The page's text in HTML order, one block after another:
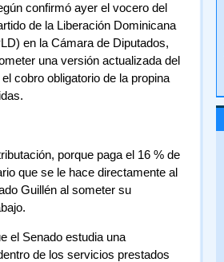
confirmó ayer el vocero del
de la Liberación Dominicana
en la Cámara de Diputados,
una versión actualizada del
cobro obligatorio de la propina
porque paga el 16 % de
que se le hace directamente al
Guillén al someter su
el Senado estudia una
de los servicios prestados